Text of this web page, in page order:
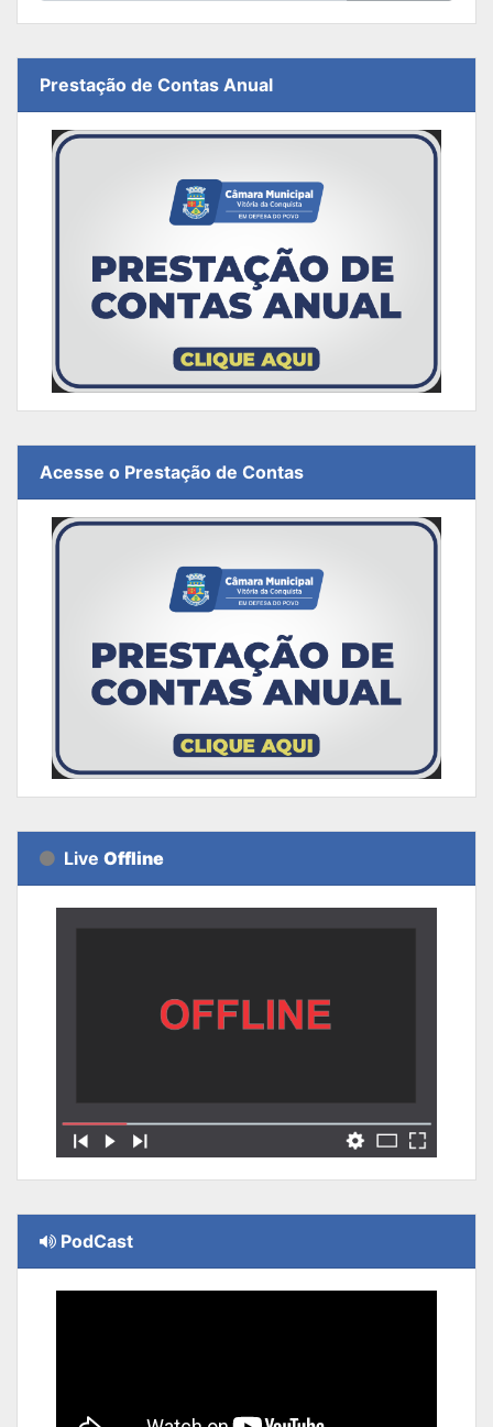
Prestação de Contas Anual
Acesse o Prestação de Contas
Live Offline
PodCast